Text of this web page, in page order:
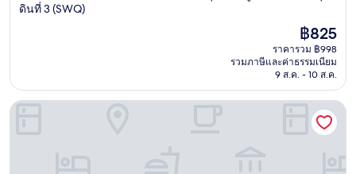
ดาว
ดินที่ 3 (SWQ)
ราคา
ปัจจุบัน
คือ
฿825
฿825
ราคารวม ฿998
รวมภาษีและค่าธรรมเนียม
9 ส.ค. - 10 ส.ค.
โรงแรม โอ บาเล กาโจก ใกล้ โรงเรียนประถมศึกษา หมายเลข